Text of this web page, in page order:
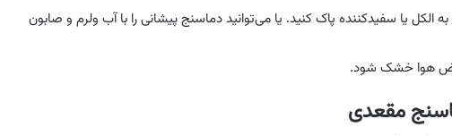
الکل یا سفیدکننده پاک کنید. یا می‌توانید دماسنج پیشانی را با آب ولرم و صابون
هوا خشک شود.
مقعدی